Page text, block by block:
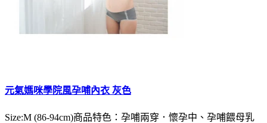
元氣媽咪學院風孕哺內衣 灰色
Size:M (86-94cm)商品特色：孕哺兩穿．懷孕中、孕哺餵母乳